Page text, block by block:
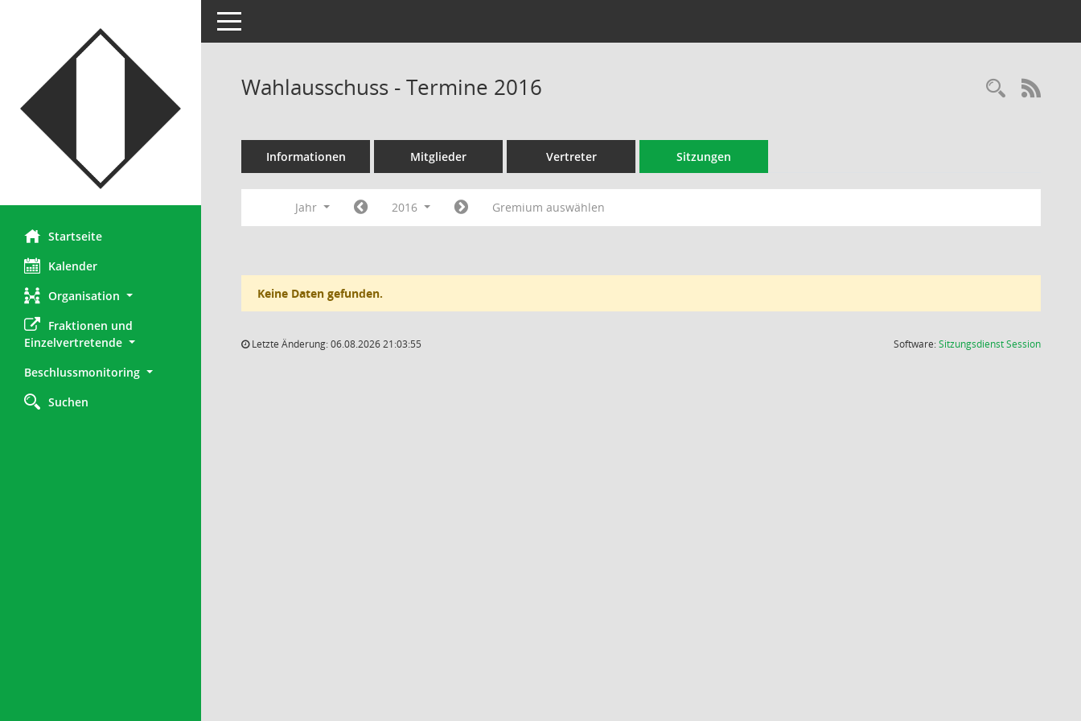
Startseite
Kalender
Organisation
Fraktionen und
Einzelvertretende
Beschlussmonitoring
Suchen
Toggle navigation
Wahlausschuss - Termine 2016
Informationen Mitglieder Vertreter Sitzungen
Jahr 2016 Gremium auswählen
Keine Daten gefunden.
Letzte Änderung: 06.08.2026 21:03:55 Software:SitzungsdienstSession(Wird in